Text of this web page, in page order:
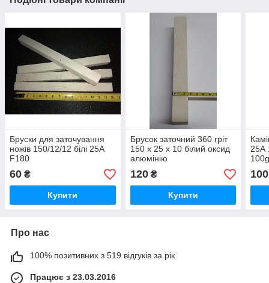
Бруски для заточування
ножів 150/12/12 білі 25А
F180
60 ₴
Купити
Брусок заточний 360 гріт
150 х 25 х 10 білий оксид
алюмінію
120₴
Купити
25А
100
Про нас
100% позитивних з 519 відгуків за рік
Працює з 23.03.2016